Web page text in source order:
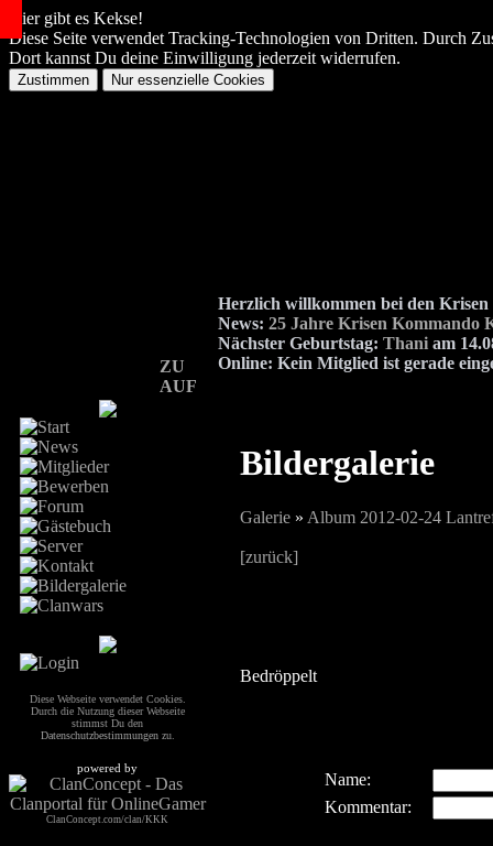
Hier gibt es Kekse!
Diese Seite verwendet Tracking-Technologien von Dritten. Durch
Dort kannst Du deine Einwilligung jederzeit widerrufen.
ZU
AUF
Herzlich willkommen bei den
News: 25 Jahre Krisen Kommando
Nächster Geburtstag: Thani am
Online: Kein Mitglied ist gerade
Diese Webseite verwendet Cookies.
Durch die Nutzung dieser Webseite
stimmst Du den
Datenschutzbestimmungen zu.
powered by
ClanConcept.com/clan/KKK
Bildergalerie
Galerie » Album 2012-02-24
[zurück]
Bedröppelt
Name:
Kommentar: